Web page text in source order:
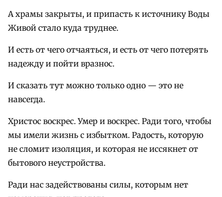
А храмы закрыты, и припасть к источнику Воды
Живой стало куда труднее.
И есть от чего отчаяться, и есть от чего потерять
надежду и пойти вразнос.
И сказать тут можно только одно — это не
навсегда.
Христос воскрес. Умер и воскрес. Ради того, чтобы
мы имели жизнь с избытком. Радость, которую
не сломит изоляция, и которая не иссякнет от
бытового неустройства.
Ради нас задействованы силы, которым нет